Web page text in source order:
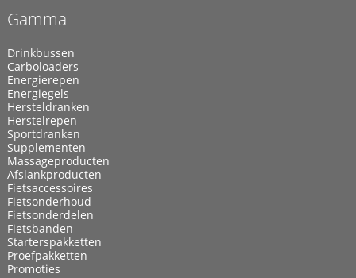
Gamma
Drinkbussen
Carboloaders
Energierepen
Energiegels
Hersteldranken
Herstelrepen
Sportdranken
Supplementen
Massageproducten
Afslankproducten
Fietsaccessoires
Fietsonderhoud
Fietsonderdelen
Fietsbanden
Starterspakketten
Proefpakketten
Promoties